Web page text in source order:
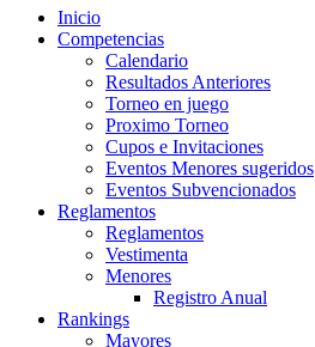
Inicio
Competencias
Calendario
Resultados Anteriores
Torneo en juego
Proximo Torneo
Cupos e Invitaciones
Eventos Menores sugeridos
Eventos Subvencionados
Reglamentos
Reglamentos
Vestimenta
Menores
Registro Anual
Rankings
Mayores